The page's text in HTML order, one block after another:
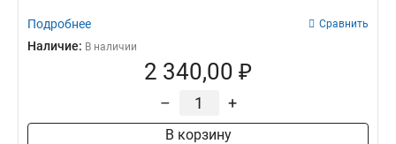
Подробнее Сравнить
Наличие: В наличии
2 340,00 ₽
– +
В корзину